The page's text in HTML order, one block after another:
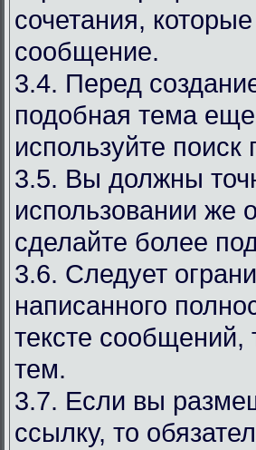
сочетания,
сообщение.
3.4. Перед
подобная тема
используйте
3.5. Вы должны
использовании же
сделайте более
3.6. Следует
написанного
тексте сообщений,
тем.
3.7. Если вы
ссылку, то